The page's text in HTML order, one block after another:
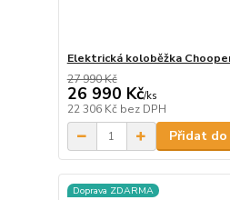
Elektrická koloběžka
27 990 Kč
26 990 Kč/ks
22 306 Kč bez DPH
Přidat do
Doprava ZDARMA